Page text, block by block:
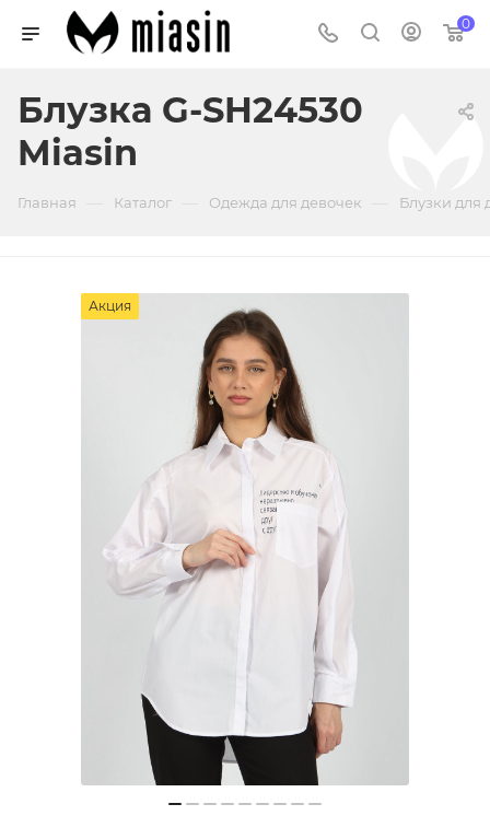
0
Блузка G-SH24530
Miasin
Главная Каталог Одежда для девочек Блузки для
Акция